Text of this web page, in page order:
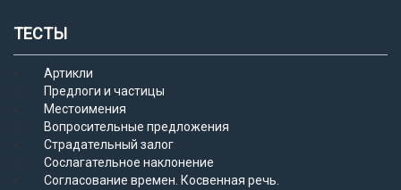
ТЕСТЫ
Артикли
Предлоги и частицы
Местоимения
Вопросительные предложения
Страдательный залог
Сослагательное наклонение
Согласование времен. Косвенная речь.